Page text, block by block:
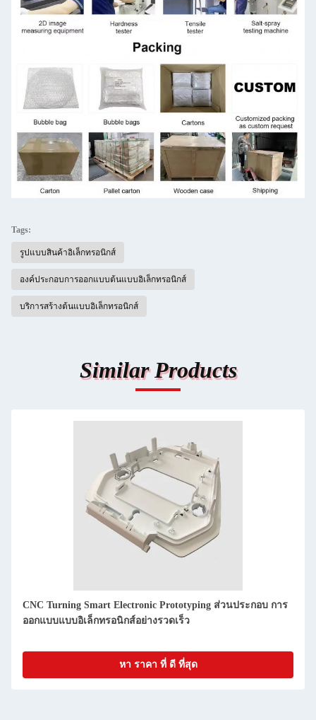
Tags:
รูปแบบสินค้าอิเล็กทรอนิกส์
องค์ประกอบการออกแบบต้นแบบอิเล็กทรอนิกส์
บริการสร้างต้นแบบอิเล็กทรอนิกส์
Similar Products
การพัฒนาต้นแบบสินค้าอิเล็กทรอนิกส์ที่ฉลาด การหมุน CNC ที่
แม่นยํา สําหรับอุตสาหกรรม
หา ราคา ที่ ดี ที่สุด